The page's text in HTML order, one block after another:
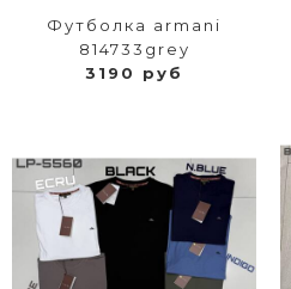
Футболка armani
814733grey
3190 руб